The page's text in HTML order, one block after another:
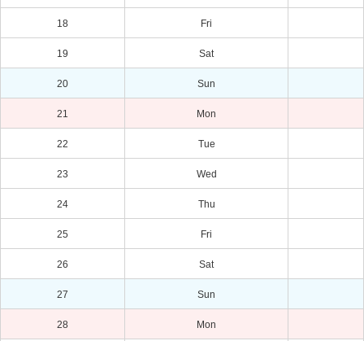
18 Fri
19 Sat
20 Sun
21 Mon
22 Tue
23 Wed
24 Thu
25 Fri
26 Sat
27 Sun
28 Mon